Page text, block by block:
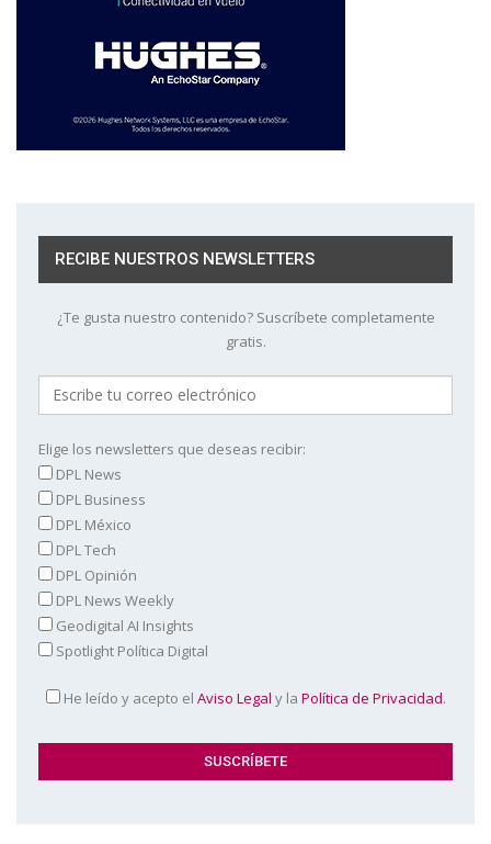
RECIBE NUESTROS NEWSLETTERS
¿Te gusta nuestro contenido? Suscríbete completamente
gratis.
Elige los newsletters que deseas recibir:
DPL News
DPL Business
DPL México
DPL Tech
DPL Opinión
DPL News Weekly
Geodigital AI Insights
Spotlight Política Digital
He leído y acepto el Aviso Legal y la Política de Privacidad.